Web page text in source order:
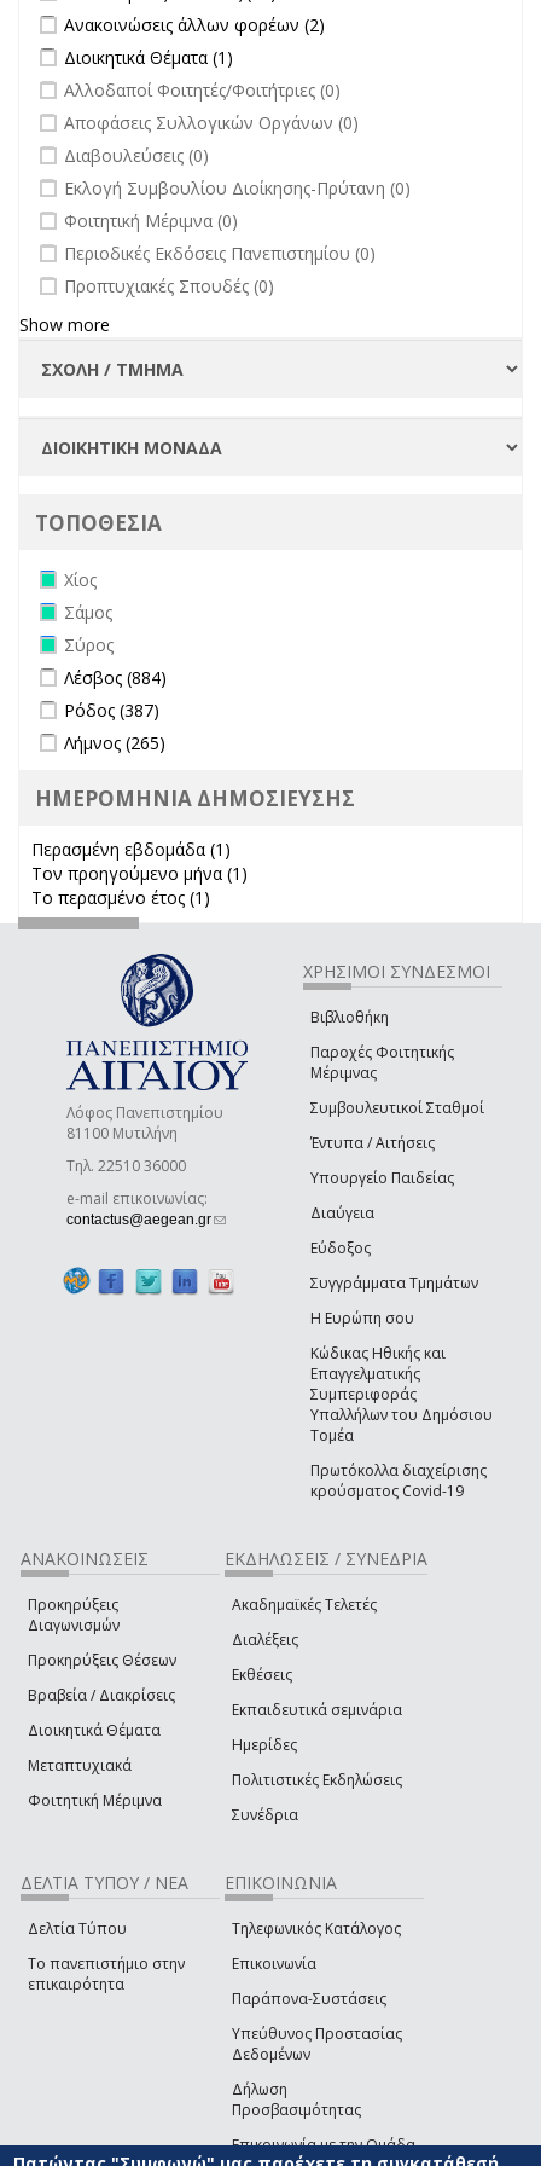
Apply Ανακοινώσεις άλλων φορέων filter
Ανακοινώσεις άλλων φορέων (2)
Apply Διοικητικά Θέματα filter
Διοικητικά Θέματα (1)
undefined
Αλλοδαποί Φοιτητές/Φοιτήτριες (0)
undefined
Αποφάσεις Συλλογικών Οργάνων (0)
undefined
Διαβουλεύσεις (0)
undefined
Εκλογή Συμβουλίου Διοίκησης-Πρύτανη (0)
undefined
Φοιτητική Μέριμνα (0)
undefined
Περιοδικές Εκδόσεις Πανεπιστημίου (0)
undefined
Προπτυχιακές Σπουδές (0)
Show more
ΤΟΠΟΘΕΣΙΑ
Remove Χίος filter
Χίος
Remove Σάμος filter
Σάμος
Remove Σύρος filter
Σύρος
Apply Λέσβος filter
Λέσβος (884)
Apply Ρόδος filter
Ρόδος (387)
Apply Λήμνος filter
Λήμνος (265)
ΗΜΕΡΟΜΗΝΙΑ ΔΗΜΟΣΙΕΥΣΗΣ
Περασμένη εβδομάδα (1)
Τον προηγούμενο μήνα (1)
Το περασμένο έτος (1)
Λόφος Πανεπιστημίου
81100 Μυτιλήνη
Τηλ. 22510 36000
e-mail επικοινωνίας:
contactus@aegean.gr(link sends e-mail)
ΧΡΗΣΙΜΟΙ ΣΥΝΔΕΣΜΟΙ
Βιβλιοθήκη
Παροχές Φοιτητικής
Μέριμνας
Συμβουλευτικοί Σταθμοί
Έντυπα / Αιτήσεις
Υπουργείο Παιδείας
Διαύγεια
Εύδοξος
Συγγράμματα Τμημάτων
Η Ευρώπη σου
Κώδικας Ηθικής και
Επαγγελματικής
Συμπεριφοράς
Υπαλλήλων του Δημόσιου
Τομέα
Πρωτόκολλα διαχείρισης
κρούσματος Covid-19
ΑΝΑΚΟΙΝΩΣΕΙΣ
Προκηρύξεις
Διαγωνισμών
Προκηρύξεις Θέσεων
Βραβεία / Διακρίσεις
Διοικητικά Θέματα
Μεταπτυχιακά
Φοιτητική Μέριμνα
ΕΚΔΗΛΩΣΕΙΣ / ΣΥΝΕΔΡΙΑ
Ακαδημαϊκές Τελετές
Διαλέξεις
Εκθέσεις
Εκπαιδευτικά σεμινάρια
Ημερίδες
Πολιτιστικές Εκδηλώσεις
Συνέδρια
ΔΕΛΤΙΑ ΤΥΠΟΥ / ΝΕΑ
Δελτία Τύπου
Το πανεπιστήμιο στην
επικαιρότητα
ΕΠΙΚΟΙΝΩΝΙΑ
Τηλεφωνικός Κατάλογος
Επικοινωνία
Παράπονα-Συστάσεις
Υπεύθυνος Προστασίας
Δεδομένων
Δήλωση
Προσβασιμότητας
Επικοινωνία με την Ομάδα